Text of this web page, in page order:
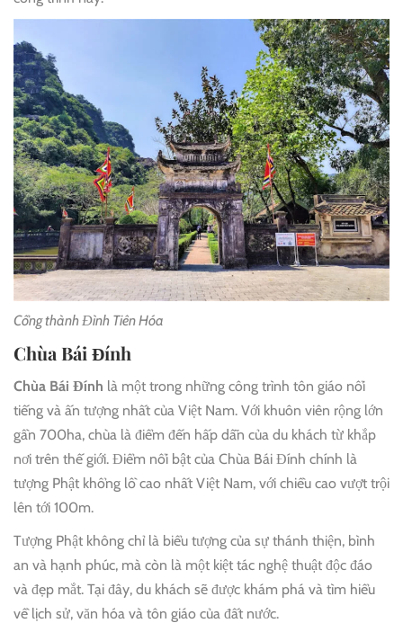
Cổng thành Đình Tiên Hóa
Chùa Bái Đính
Chùa Bái Đính là một trong những công trình tôn giáo nổi
tiếng và ấn tượng nhất của Việt Nam. Với khuôn viên rộng lớn
gần 700ha, chùa là điểm đến hấp dẫn của du khách từ khắp
nơi trên thế giới. Điểm nổi bật của Chùa Bái Đính chính là
tượng Phật khổng lồ cao nhất Việt Nam, với chiều cao vượt trội
lên tới 100m.
Tượng Phật không chỉ là biểu tượng của sự thánh thiện, bình
an và hạnh phúc, mà còn là một kiệt tác nghệ thuật độc đáo
và đẹp mắt. Tại đây, du khách sẽ được khám phá và tìm hiểu
về lịch sử, văn hóa và tôn giáo của đất nước.